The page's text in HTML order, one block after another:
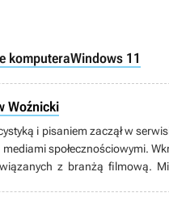
komputeraWindows 11
Woźnicki
i pisaniem zaczął w
społecznościowymi.
z branżą filmową.